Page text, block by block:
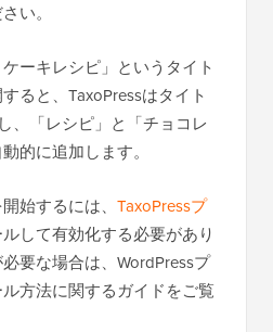
い。
ーキレシピ」というタイト
ると、TaxoPressはタイト
、「レシピ」と「チョコレ
的に追加します。
始するには、 TaxoPressプ
して有効化する必要があり
要な場合は、WordPressプ
方法に関するガイドをご覧